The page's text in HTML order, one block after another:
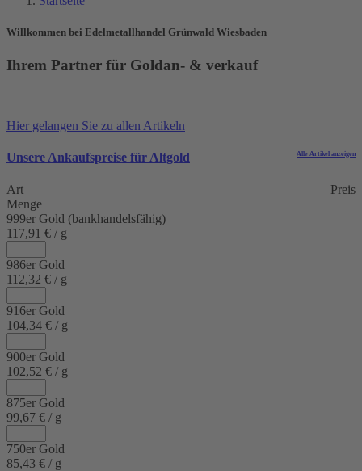
Willkommen bei Edelmetallhandel Grünwald Wiesbaden
Ihrem Partner für Goldan- & verkauf
Hier gelangen Sie zu allen Artikeln
Unsere Ankaufspreise für Altgold Alle Artikel anzeigen
Art
Preis
Menge
999er Gold (bankhandelsfähig)
117,91 € / g
986er Gold
112,32 € / g
916er Gold
104,34 € / g
900er Gold
102,52 € / g
875er Gold
99,67 € / g
750er Gold
85,43 € / g